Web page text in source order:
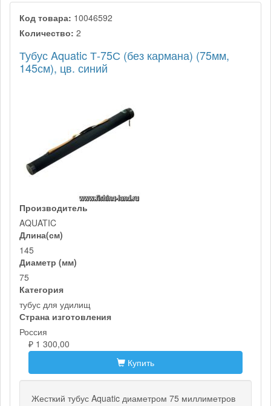
Код товара: 10046592
Количество: 2
Тубус Aquatic Т-75С (без кармана) (75мм,
145см), цв. синий
Производитель
AQUATIC
Длина(см)
145
Диаметр (мм)
75
Категория
тубус для удилищ
Страна изготовления
Россия
₽ 1 300,00
Купить
Жесткий тубус Aquatic диаметром 75 миллиметров